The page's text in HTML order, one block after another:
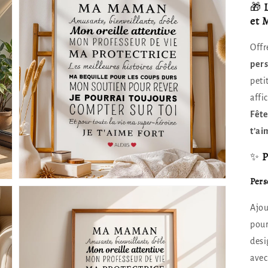
Ouvrir
3
des
supports
multimédia
dans
la
vue
la
galerie
🎁
et
✨